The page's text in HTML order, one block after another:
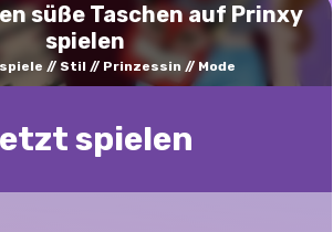
süße Taschen auf Prinxy
spielen
Stil Prinzessin Mode
spielen